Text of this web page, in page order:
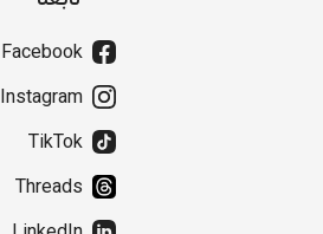
Facebook
Instagram
TikTok
Threads